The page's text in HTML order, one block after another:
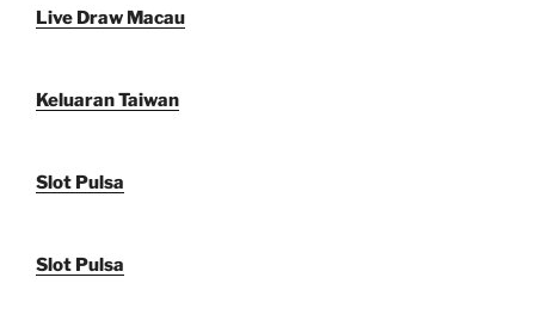
Live Draw Macau
Keluaran Taiwan
Slot Pulsa
Slot Pulsa